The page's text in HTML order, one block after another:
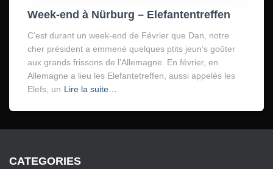
Week-end à Nürburg – Elefantentreffen
C’est durant un week-end de Février que Dan, notre
cher président a emmené quelques ptits jeun’s goûter
aux grands frissons de l’Allemagne. En février, en
Allemagne a lieu les Elefantetreffen, aussi appelés les
Elefs, un Lire la suite…
CATEGORIES